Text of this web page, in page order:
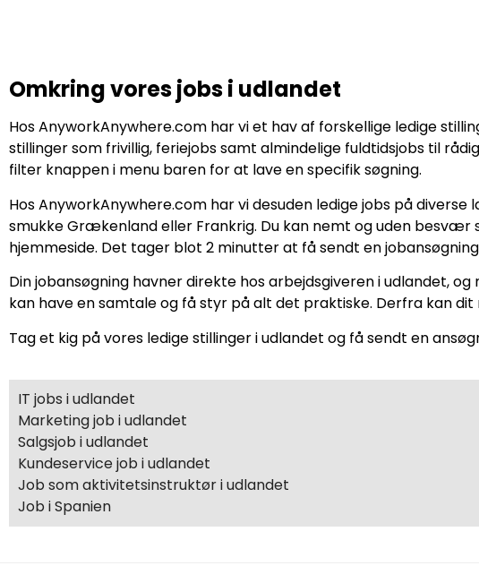
Omkring vores jobs i udlandet
Hos AnyworkAnywhere.com har vi et hav af forskellige ledige
stillinger som frivillig, feriejobs samt almindelige fuldtidsjobs til
filter knappen i menu baren for at lave en specifik søgning.
Hos AnyworkAnywhere.com har vi desuden ledige jobs på
smukke Grækenland eller Frankrig. Du kan nemt og uden besvær
hjemmeside. Det tager blot 2 minutter at få sendt en
Din jobansøgning havner direkte hos arbejdsgiveren i udlandet,
kan have en samtale og få styr på alt det praktiske. Derfra kan
Tag et kig på vores ledige stillinger i udlandet og få sendt en
IT jobs i udlandet
Marketing job i udlandet
Salgsjob i udlandet
Kundeservice job i udlandet
Job som aktivitetsinstruktør i udlandet
Job i Spanien